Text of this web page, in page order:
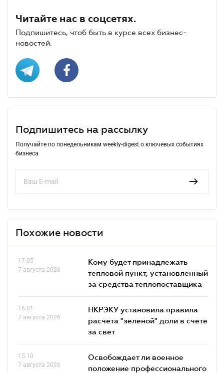
Читайте нас в соцсетях.
Подпишитесь, чтоб быть в курсе всех бизнес-
новостей.
Подпишитесь на рассылку
Получайте по понедельникам weekly-digest о ключевых событиях
бизнеса
Похожие новости
17.05
7 августа 2026
Кому будет принадлежать
тепловой пункт, установленный
за средства теплопоставщика
16.01
7 августа 2026
НКРЭКУ установила правила
расчета "зеленой" доли в счете
за свет
15.10
7 августа 2026
Освобождает ли военное
положение профессионального